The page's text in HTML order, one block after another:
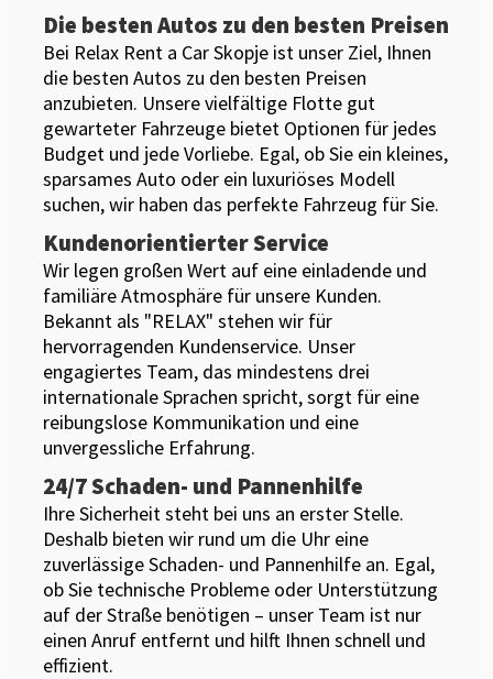
Die besten Autos zu den besten Preisen
Bei Relax Rent a Car Skopje ist unser Ziel, Ihnen
die besten Autos zu den besten Preisen
anzubieten. Unsere vielfältige Flotte gut
gewarteter Fahrzeuge bietet Optionen für jedes
Budget und jede Vorliebe. Egal, ob Sie ein kleines,
sparsames Auto oder ein luxuriöses Modell
suchen, wir haben das perfekte Fahrzeug für Sie.
Kundenorientierter Service
Wir legen großen Wert auf eine einladende und
familiäre Atmosphäre für unsere Kunden.
Bekannt als "RELAX" stehen wir für
hervorragenden Kundenservice. Unser
engagiertes Team, das mindestens drei
internationale Sprachen spricht, sorgt für eine
reibungslose Kommunikation und eine
unvergessliche Erfahrung.
24/7 Schaden- und Pannenhilfe
Ihre Sicherheit steht bei uns an erster Stelle.
Deshalb bieten wir rund um die Uhr eine
zuverlässige Schaden- und Pannenhilfe an. Egal,
ob Sie technische Probleme oder Unterstützung
auf der Straße benötigen – unser Team ist nur
einen Anruf entfernt und hilft Ihnen schnell und
effizient.